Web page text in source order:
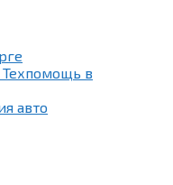
Техпомощь в
авто